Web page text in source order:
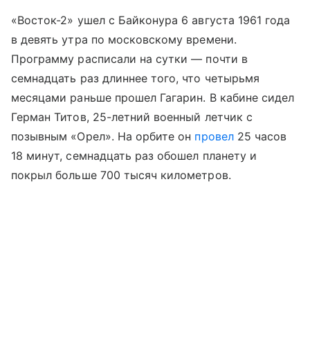
«Восток-2» ушел с Байконура 6 августа 1961 года
в девять утра по московскому времени.
Программу расписали на сутки — почти в
семнадцать раз длиннее того, что четырьмя
месяцами раньше прошел Гагарин. В кабине сидел
Герман Титов, 25-летний военный летчик с
позывным «Орел». На орбите он провел25 часов
18 минут, семнадцать раз обошел планету и
покрыл больше 700 тысяч километров.